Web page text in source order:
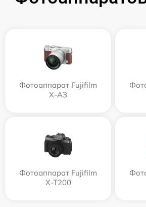
Фотоаппарат Fujifilm
X-A3
Фотоаппарат Fujifilm
X-T200